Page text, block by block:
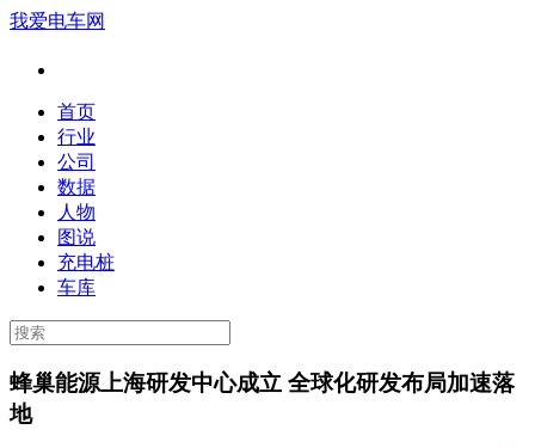
我爱电车网
首页
行业
公司
数据
人物
图说
充电桩
车库
蜂巢能源上海研发中心成立 全球化研发布局加速落
地